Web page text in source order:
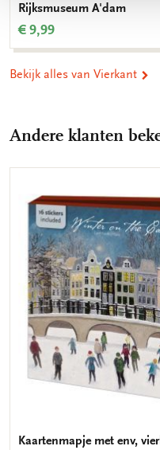
Rijksmuseum A'dam
€ 9,99
Bekijk alles van Vierkant
Andere klanten
Kaartenmapje met env,